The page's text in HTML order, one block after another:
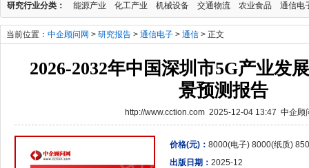
研究行业分类： 能源产业 化工产业 机械设备 交通物流 农业食品 通信电
当前位置： 中企顾问网 > 研究报告 > 通信电子 > 通信 > 正文
2026-2032年中国深圳市5G产业发
景预测报告
http://www.cction.com 2025-12-04 13:47 中企顾
价格(元)： 8000(电子) 8000(纸质)
出版日期： 2025-12